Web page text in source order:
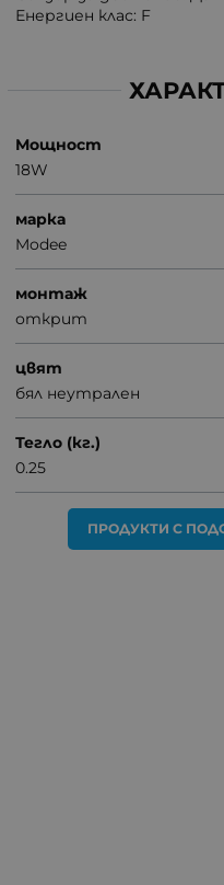
Енергиен клас: F
Мощност
18W
марка
Modee
монтаж
открит
цвят
бял неутрален
Тегло (кг.)
0.25
ПРОДУКТИ С